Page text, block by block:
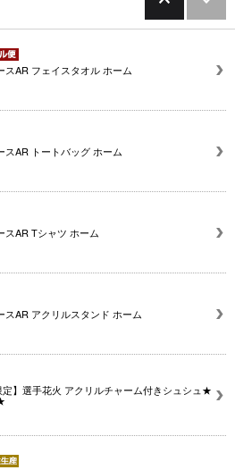
スAR フェイスタオル ホーム
スAR トートバッグ ホーム
スAR Tシャツ ホーム
スAR アクリルスタンド ホーム
定】選手花火 アクリルチャーム付きシュシュ★